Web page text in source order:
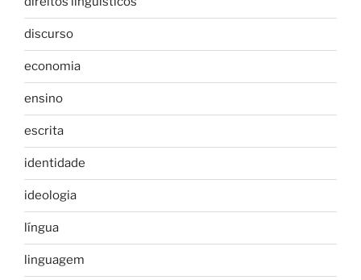
discurso
economia
ensino
escrita
identidade
ideologia
língua
linguagem